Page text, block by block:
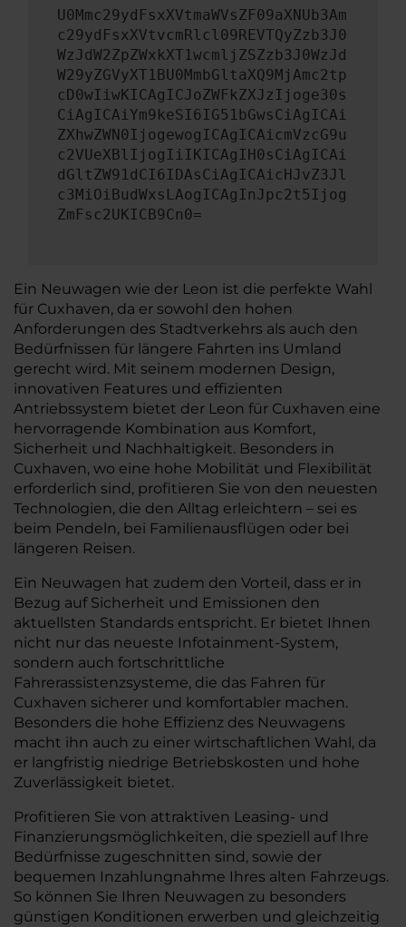
U0Mmc29ydFsxXVtmaWVsZF09aXNUb3Am
c29ydFsxXVtvcmRlcl09REVTQyZzb3J0
WzJdW2ZpZWxkXT1wcmljZSZzb3J0WzJd
W29yZGVyXT1BU0MmbGltaXQ9MjAmc2tp
cD0wIiwKICAgICJoZWFkZXJzIjoge30s
CiAgICAiYm9keSI6IG51bGwsCiAgICAi
ZXhwZWN0IjogewogICAgICAicmVzcG9u
c2VUeXBlIjogIiIKICAgIH0sCiAgICAi
dGltZW91dCI6IDAsCiAgICAicHJvZ3Jl
c3MiOiBudWxsLAogICAgInJpc2t5Ijog
ZmFsc2UKICB9Cn0=
Ein Neuwagen wie der Leon ist die perfekte Wahl
für Cuxhaven, da er sowohl den hohen
Anforderungen des Stadtverkehrs als auch den
Bedürfnissen für längere Fahrten ins Umland
gerecht wird. Mit seinem modernen Design,
innovativen Features und effizienten
Antriebssystem bietet der Leon für Cuxhaven eine
hervorragende Kombination aus Komfort,
Sicherheit und Nachhaltigkeit. Besonders in
Cuxhaven, wo eine hohe Mobilität und Flexibilität
erforderlich sind, profitieren Sie von den neuesten
Technologien, die den Alltag erleichtern – sei es
beim Pendeln, bei Familienausflügen oder bei
längeren Reisen.
Ein Neuwagen hat zudem den Vorteil, dass er in
Bezug auf Sicherheit und Emissionen den
aktuellsten Standards entspricht. Er bietet Ihnen
nicht nur das neueste Infotainment-System,
sondern auch fortschrittliche
Fahrerassistenzsysteme, die das Fahren für
Cuxhaven sicherer und komfortabler machen.
Besonders die hohe Effizienz des Neuwagens
macht ihn auch zu einer wirtschaftlichen Wahl, da
er langfristig niedrige Betriebskosten und hohe
Zuverlässigkeit bietet.
Profitieren Sie von attraktiven Leasing- und
Finanzierungsmöglichkeiten, die speziell auf Ihre
Bedürfnisse zugeschnitten sind, sowie der
bequemen Inzahlungnahme Ihres alten Fahrzeugs.
So können Sie Ihren Neuwagen zu besonders
günstigen Konditionen erwerben und gleichzeitig